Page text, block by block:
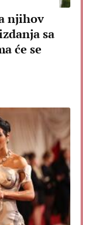
njihov
sa
će se